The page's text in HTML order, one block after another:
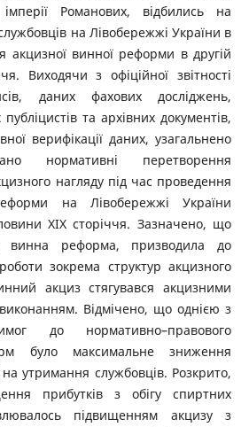
Романових, відбились на
на Лівобережжі України в
акцизної винної реформи в другій
Виходячи з офіційної звітності
даних фахових досліджень,
та архівних документів,
верифікації даних, узагальнено
нормативні перетворення
нагляду під час проведення
на Лівобережжі України
ХІХ сторіччя. Зазначено, що
винна реформа, призводила до
зокрема структур акцизного
акциз стягувався акцизними
Відмічено, що однією з
до нормативно–правового
було максимальне зниження
утримання службовців. Розкрито,
прибутків з обігу спиртних
підвищенням акцизу з